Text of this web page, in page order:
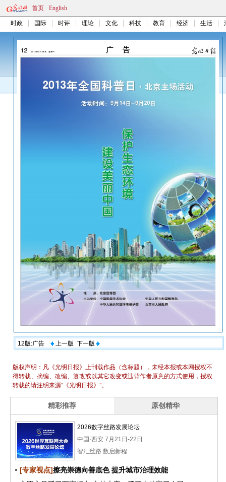
首页 English
时政 国际 时评 理论 文化 科技 教育 经济 生活
12版:广告 上一版 下一版